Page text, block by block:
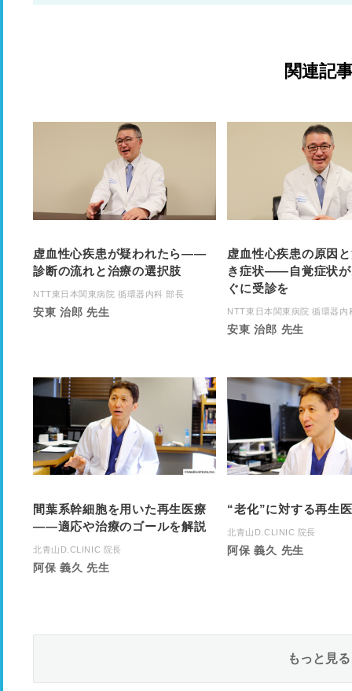
関連記
虚血性心疾患が疑われたら――
診断の流れと治療の選択肢
NTT東日本関東病院 循環器内科 部長
安東 治郎 先生
虚血性心疾患の原因
き症状――自覚症状が
ぐに受診を
NTT東日本関東病院 循環器内
安東 治郎 先生
間葉系幹細胞を用いた再生医療
――適応や治療のゴールを解説
北青山D.CLINIC 院長
阿保 義久 先生
“老化”に対する再生
北青山D.CLINIC 院長
阿保 義久 先生
もっと見る